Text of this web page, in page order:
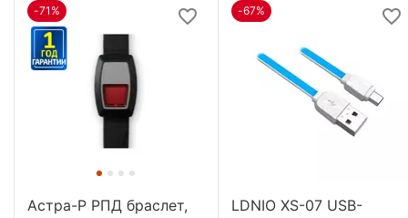
-71%
Астра-Р РПД браслет,
-67%
LDNIO XS-07 USB-